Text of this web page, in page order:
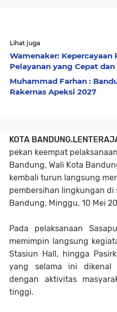
Lihat juga
Wamenaker:
Pelayanan yang Cepat dan
Muhammad Farhan :
Rakernas Apeksi 2027
KOTA
pekan keempat
Bandung, Wali Kota
kembali turun langsung
pembersihan lingkungan di
Bandung, Minggu, 10 Mei
Pada pelaksanaan
memimpin langsung
Stasiun Hall, hingga
yang selama ini
dengan aktivitas
tinggi.